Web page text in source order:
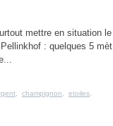
mettre en situation le
: quelques 5 mèt
champignon etoiles